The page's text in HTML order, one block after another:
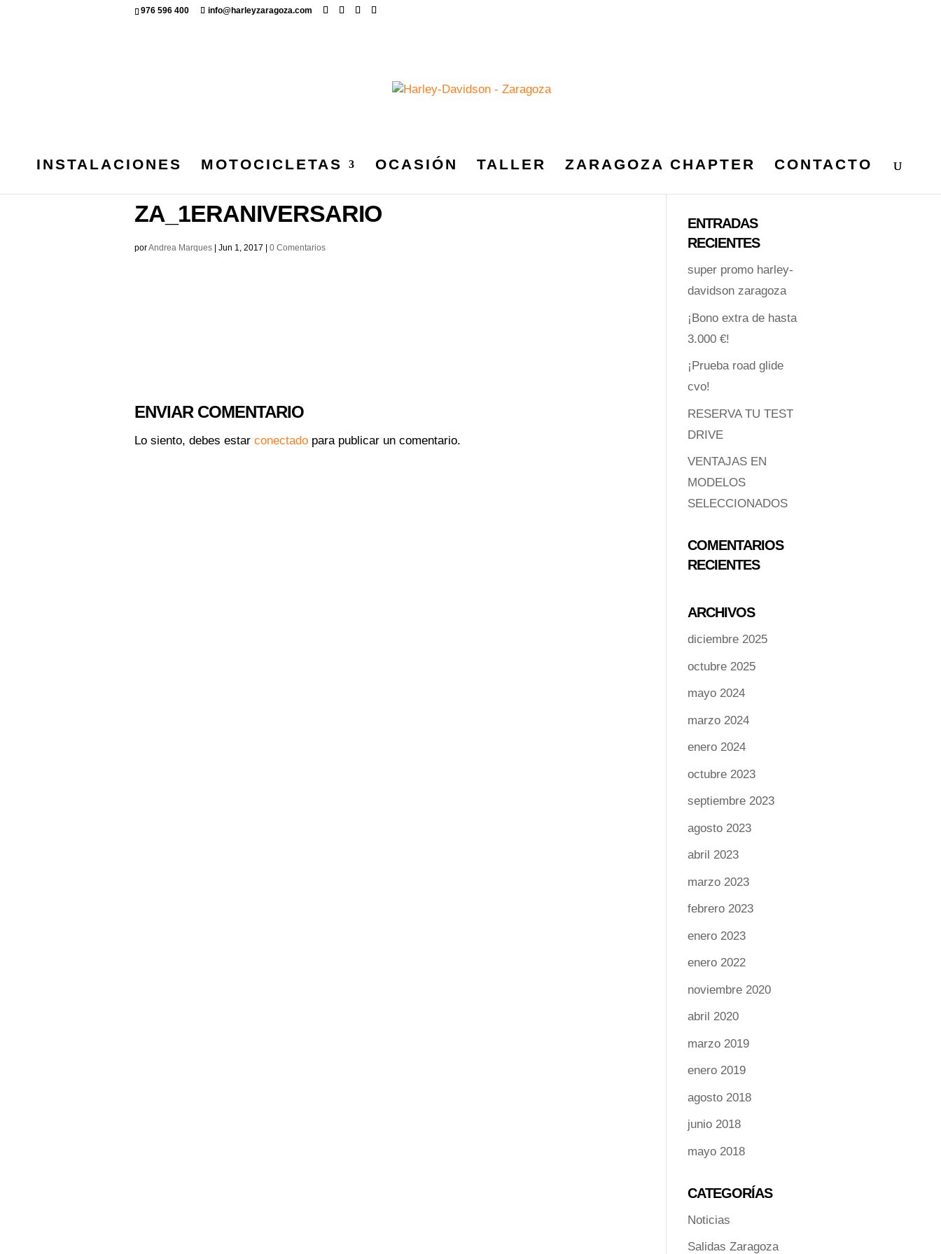
976 596 400 info@harleyzaragoza.com
INSTALACIONES MOTOCICLETAS OCASIÓN TALLER ZARAGOZA CHAPTER CONTACTO
ZA_1ERANIVERSARIO
porAndrea Marques Jun 1, 2017 0 Comentarios
ENVIAR COMENTARIO
Lo siento, debes estar conectado para publicar un comentario.
ENTRADAS
RECIENTES
super promo harley-
davidson zaragoza
¡Bono extra de hasta
3.000 €!
¡Prueba road glide
cvo!
RESERVA TU TEST
DRIVE
VENTAJAS EN
MODELOS
SELECCIONADOS
COMENTARIOS
RECIENTES
ARCHIVOS
diciembre 2025
octubre 2025
mayo 2024
marzo 2024
enero 2024
octubre 2023
septiembre 2023
agosto 2023
abril 2023
marzo 2023
febrero 2023
enero 2023
enero 2022
noviembre 2020
abril 2020
marzo 2019
enero 2019
agosto 2018
junio 2018
mayo 2018
CATEGORÍAS
Noticias
Salidas Zaragoza